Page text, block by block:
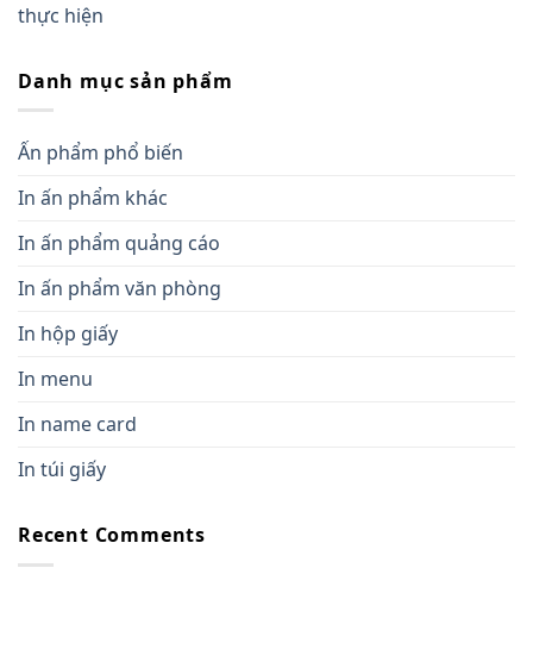
thực hiện
Danh mục sản phẩm
Ấn phẩm phổ biến
In ấn phẩm khác
In ấn phẩm quảng cáo
In ấn phẩm văn phòng
In hộp giấy
In menu
In name card
In túi giấy
Recent Comments